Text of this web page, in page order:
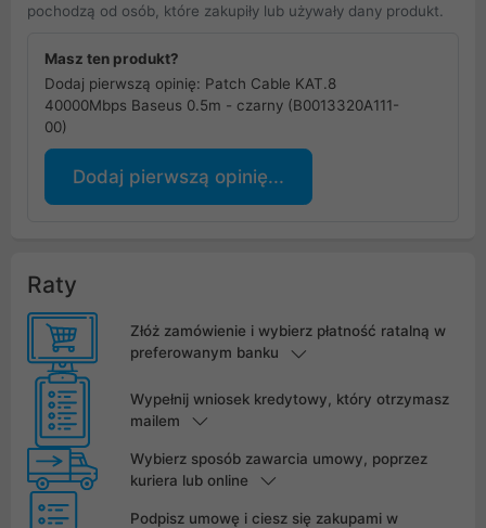
pochodzą od osób, które zakupiły lub używały dany produkt.
Masz ten produkt?
Dodaj pierwszą opinię: Patch Cable KAT.8
40000Mbps Baseus 0.5m - czarny (B0013320A111-
00)
Dodaj pierwszą opinię...
Raty
Złóż zamówienie i wybierz płatność ratalną w
preferowanym banku
Wypełnij wniosek kredytowy, który otrzymasz
mailem
Wybierz sposób zawarcia umowy, poprzez
kuriera lub online
Podpisz umowę i ciesz się zakupami w